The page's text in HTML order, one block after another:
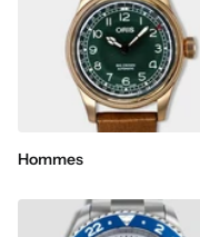
Hommes